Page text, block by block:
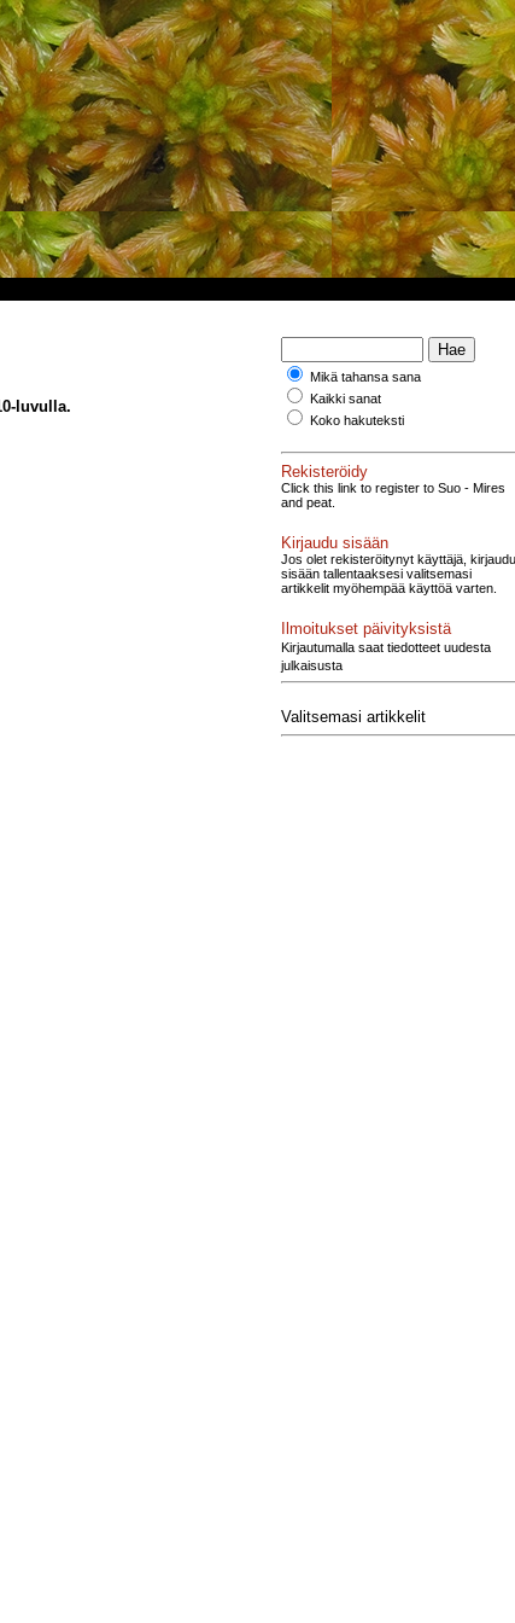
luvulla.
Mikä tahansa sana
Kaikki sanat
Koko hakuteksti
Rekisteröidy
Click this link to register to Suo - Mires
and peat.
Kirjaudu sisään
Jos olet rekisteröitynyt käyttäjä, kirjaudu
sisään tallentaaksesi valitsemasi
artikkelit myöhempää käyttöä varten.
Ilmoitukset päivityksistä
Kirjautumalla saat tiedotteet uudesta
julkaisusta
Valitsemasi artikkelit